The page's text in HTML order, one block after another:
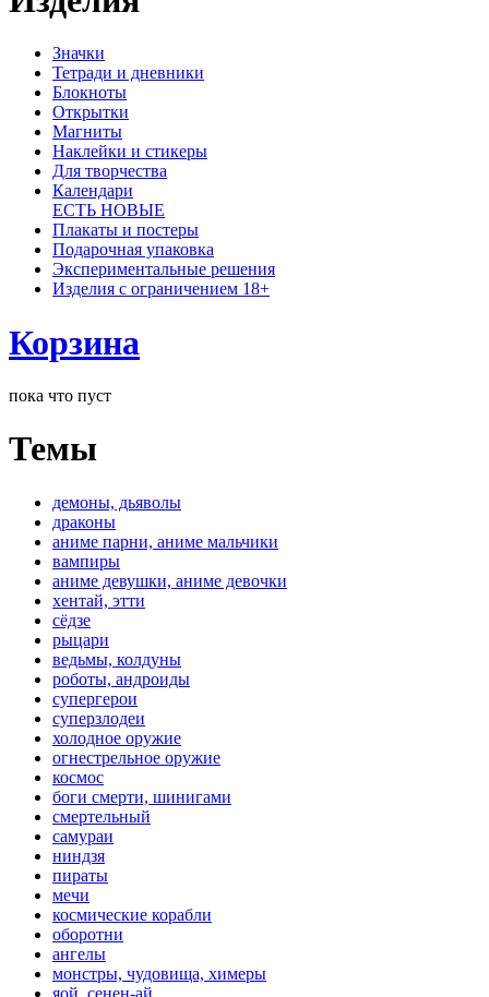
Значки
Тетради и дневники
Блокноты
Открытки
Магниты
Наклейки и стикеры
Для творчества
Календари
ЕСТЬ НОВЫЕ
Плакаты и постеры
Подарочная упаковка
Экспериментальные решения
Изделия с ограничением 18+
Корзина
пока что пуст
Темы
демоны, дьяволы
драконы
аниме парни, аниме мальчики
вампиры
аниме девушки, аниме девочки
хентай, этти
сёдзе
рыцари
ведьмы, колдуны
роботы, андроиды
супергерои
суперзлодеи
холодное оружие
огнестрельное оружие
космос
боги смерти, шинигами
смертельный
самураи
ниндзя
пираты
мечи
космические корабли
оборотни
ангелы
монстры, чудовища, химеры
яой, сенен-ай